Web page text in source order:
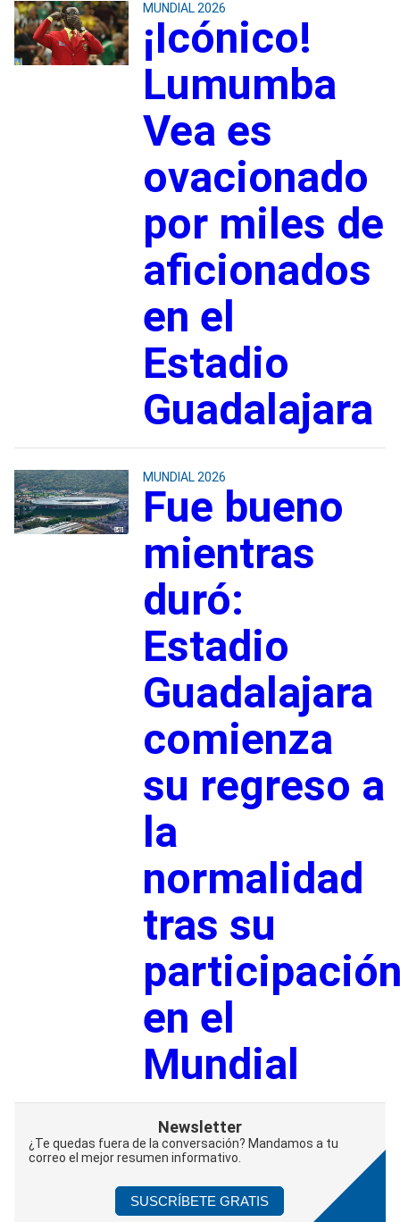
MUNDIAL 2026
¡Icónico!
Lumumba
Vea es
ovacionado
por miles de
aficionados
en el
Estadio
Guadalajara
MUNDIAL 2026
Fue bueno
mientras
duró:
Estadio
Guadalajara
comienza
su regreso a
la
normalidad
tras su
en el
Mundial
Newsletter
¿Te quedas fuera de la conversación? Mandamos a tu
correo el mejor resumen informativo.
SUSCRÍBETE GRATIS